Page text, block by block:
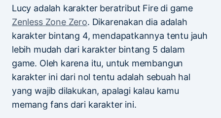
Lucy adalah karakter beratribut Fire di game
Zenless Zone Zero. Dikarenakan dia adalah
karakter bintang 4, mendapatkannya tentu jauh
lebih mudah dari karakter bintang 5 dalam
game. Oleh karena itu, untuk membangun
karakter ini dari nol tentu adalah sebuah hal
yang wajib dilakukan, apalagi kalau kamu
memang fans dari karakter ini.